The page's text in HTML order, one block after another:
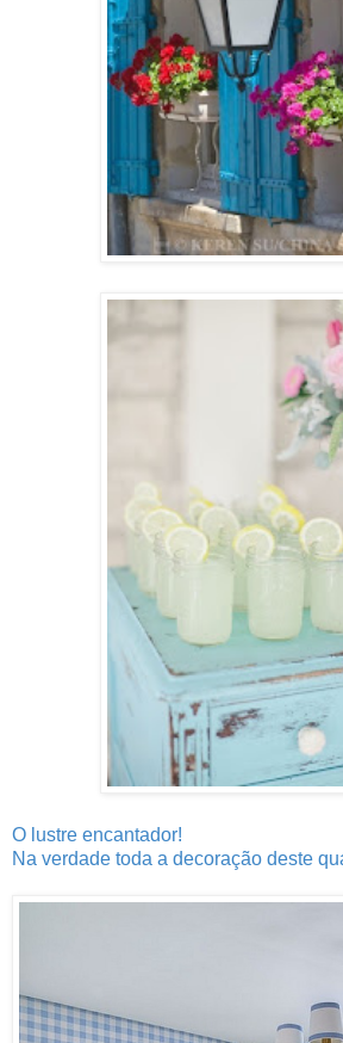
O lustre encantador!
Na verdade toda a decoração deste